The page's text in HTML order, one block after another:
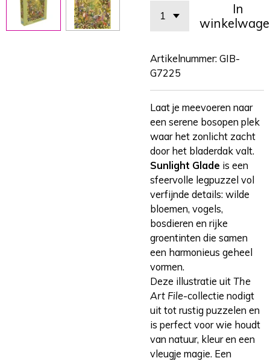
In
Artikelnummer: GIB-
G7225
Laat je meevoeren naar
een serene bosopen plek
waar het zonlicht zacht
door het bladerdak valt.
Sunlight Glade is een
sfeervolle legpuzzel vol
verfijnde details: wilde
bloemen, vogels,
bosdieren en rijke
groentinten die samen
een harmonieus geheel
vormen.
Deze illustratie uit The
Art File-collectie nodigt
uit tot rustig puzzelen en
is perfect voor wie houdt
van natuur, kleur en een
vleugje magie. Een